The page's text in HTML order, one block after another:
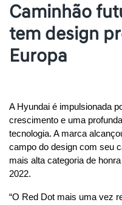
Caminhão
tem design
Europa
A Hyundai é impulsionada
crescimento e uma
tecnologia. A marca
campo do design com seu
mais alta categoria de
2022.
“O Red Dot mais uma vez